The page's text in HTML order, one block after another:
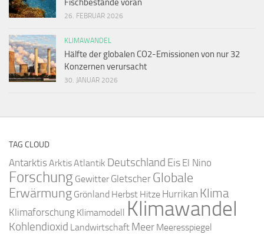
Fischbestände voran
26. FEBRUAR 2026
KLIMAWANDEL
Hälfte der globalen CO2-Emissionen von nur 32
Konzernen verursacht
30. JANUAR 2026
TAG CLOUD
Antarktis Arktis Atlantik Deutschland Eis El Nino
Forschung Gewitter Gletscher Globale
Erwärmung Grönland Herbst Hitze Hurrikan Klima
Klimaforschung Klimamodell Klimawandel
Kohlendioxid Landwirtschaft Meer Meeresspiegel